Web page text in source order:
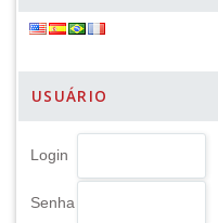
USUÁRIO
Login
Senha